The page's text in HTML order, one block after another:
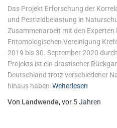
Das Projekt Erforschung der
und Pestizidbelastung in
Zusammenarbeit mit den Experten
Entomologischen Vereinigung
2019 bis 30. September 2020
Projekts ist ein drastischer
Deutschland trotz verschiedener
hinaus haben Weiterlesen
Von Landwende, vor 5 Jahren